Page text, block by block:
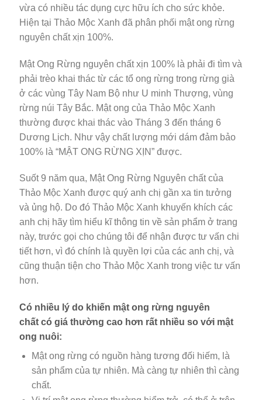
vừa có nhiều tác dụng cực hữu ích cho sức khỏe.
Hiện tại Thảo Mộc Xanh đã phân phối mật ong rừng
nguyên chất xịn 100%.
Mật Ong Rừng nguyên chất xịn 100% là phải đi tìm và
phải trèo khai thác từ các tổ ong rừng trong rừng già
ở các vùng Tây Nam Bộ như U minh Thượng, vùng
rừng núi Tây Bắc. Mật ong của Thảo Mộc Xanh
thường được khai thác vào Tháng 3 đến tháng 6
Dương Lịch. Như vậy chất lượng mới dám đảm bảo
100% là “MẬT ONG RỪNG XỊN” được.
Suốt 9 năm qua, Mật Ong Rừng Nguyên chất của
Thảo Mộc Xanh được quý anh chị gần xa tin tưởng
và ủng hộ. Do đó Thảo Mộc Xanh khuyến khích các
anh chị hãy tìm hiểu kĩ thông tin về sản phẩm ở trang
này, trước gọi cho chúng tôi để nhận được tư vấn chi
tiết hơn, vì đó chính là quyền lợi của các anh chị, và
cũng thuận tiện cho Thảo Mộc Xanh trong việc tư vấn
hơn.
Có nhiều lý do khiến mật ong rừng nguyên
chất có giá thường cao hơn rất nhiều so với mật
ong nuôi:
Mật ong rừng có nguồn hàng tương đối hiếm, là
sản phẩm của tự nhiên. Mà càng tự nhiên thì càng
chất.